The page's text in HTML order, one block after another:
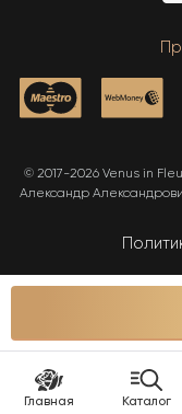
© 2017-2026 Venus in
Александр
Главная Каталог